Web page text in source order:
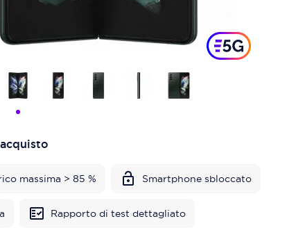
massima > 85 % Smartphone sbloccato
Rapporto di test dettagliato